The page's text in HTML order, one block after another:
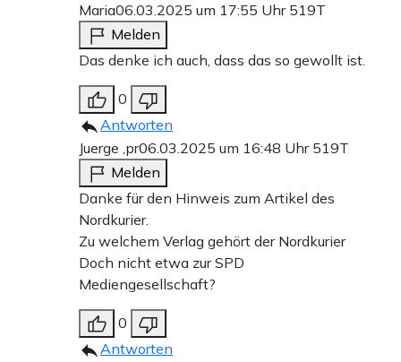
Maria06.03.2025 um 17:55 Uhr 519T
Melden
Das denke ich auch, dass das so gewollt ist.
0
Antworten
Juerge ,pr06.03.2025 um 16:48 Uhr 519T
Melden
Danke für den Hinweis zum Artikel des
Nordkurier.
Zu welchem Verlag gehört der Nordkurier
Doch nicht etwa zur SPD
Mediengesellschaft?
0
Antworten